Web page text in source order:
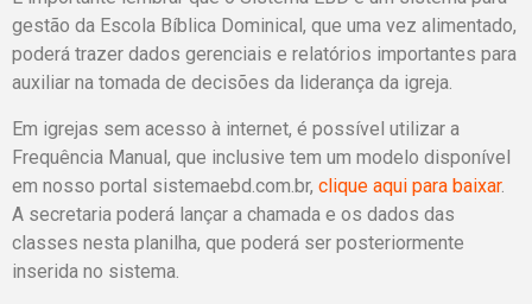
gestão da Escola Bíblica Dominical, que uma vez alimentado,
poderá trazer dados gerenciais e relatórios importantes para
auxiliar na tomada de decisões da liderança da igreja.
Em igrejas sem acesso à internet, é possível utilizar a
Frequência Manual, que inclusive tem um modelo disponível
em nosso portal sistemaebd.com.br, clique aqui para baixar.
A secretaria poderá lançar a chamada e os dados das
classes nesta planilha, que poderá ser posteriormente
inserida no sistema.